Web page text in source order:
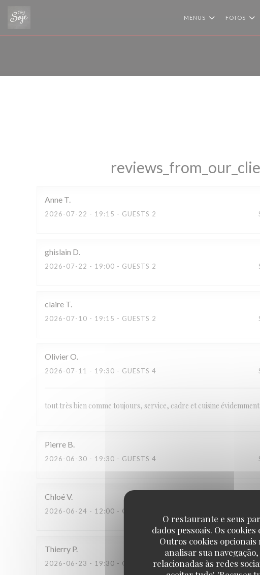
O restaurante e seus
dados pessoais. Os
Outros cookies
analisar sua
relacionadas às redes
MENUS FOTOS
Anne T
2026-07-22 - 19:15 - GUESTS 2
ghislain D
2026-07-22 - 19:00 - GUESTS 2
claire T
2026-07-10 - 19:15 - GUESTS 2
OlivierO
2026-07-11 - 19:30 - GUESTS 4
tout très bien comme toujours, service, cadre et cuisine évidemment
Pierre B
2026-06-30 - 19:30 - GUESTS 4
ChloéV
2026-06-24 - 12:00 - GUESTS 2
Thierry P
2026-06-23 - 19:30 - GUESTS 2